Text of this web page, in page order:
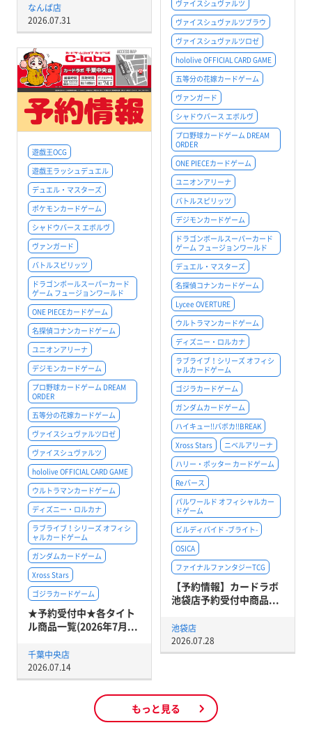
なんば店
2026.07.31
ヴァイスシュヴァルツ
ヴァイスシュヴァルツブラウ
ヴァイスシュヴァルツロゼ
hololive OFFICIAL CARD GAME
五等分の花嫁カードゲーム
ヴァンガード
シャドウバース エボルヴ
プロ野球カードゲーム DREAM
ORDER
ONE PIECEカードゲーム
ユニオンアリーナ
バトルスピリッツ
デジモンカードゲーム
ドラゴンボールスーパーカード
ゲーム フュージョンワールド
デュエル・マスターズ
名探偵コナンカードゲーム
Lycee OVERTURE
ウルトラマンカードゲーム
ディズニー・ロルカナ
ラブライブ！シリーズ オフィシ
ャルカードゲーム
ゴジラカードゲーム
ガンダムカードゲーム
ハイキュー!!バボカ!!BREAK
Xross Stars
ニベルアリーナ
ハリー・ポッター カードゲーム
Reバース
パルワールド オフィシャルカー
ドゲーム
ビルディバイド -ブライト-
OSICA
ファイナルファンタジーTCG
【予約情報】カードラボ
池袋店予約受付中商品...
池袋店
2026.07.28
遊戯王OCG
遊戯王ラッシュデュエル
デュエル・マスターズ
ポケモンカードゲーム
シャドウバース エボルヴ
ヴァンガード
バトルスピリッツ
ドラゴンボールスーパーカード
ゲーム フュージョンワールド
ONE PIECEカードゲーム
名探偵コナンカードゲーム
ユニオンアリーナ
デジモンカードゲーム
プロ野球カードゲーム DREAM
ORDER
五等分の花嫁カードゲーム
ヴァイスシュヴァルツロゼ
ヴァイスシュヴァルツ
hololive OFFICIAL CARD GAME
ウルトラマンカードゲーム
ディズニー・ロルカナ
ラブライブ！シリーズ オフィシ
ャルカードゲーム
ガンダムカードゲーム
Xross Stars
ゴジラカードゲーム
★予約受付中★各タイト
ル商品一覧(2026年7月...
千葉中央店
2026.07.14
もっと見る